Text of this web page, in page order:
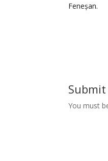
Feneșan.
You must